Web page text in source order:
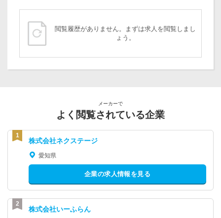
閲覧履歴がありません。まずは求人を閲覧しまし
ょう。
メーカーで
よく閲覧されている企業
株式会社ネクステージ
愛知県
企業の求人情報を見る
株式会社いーふらん